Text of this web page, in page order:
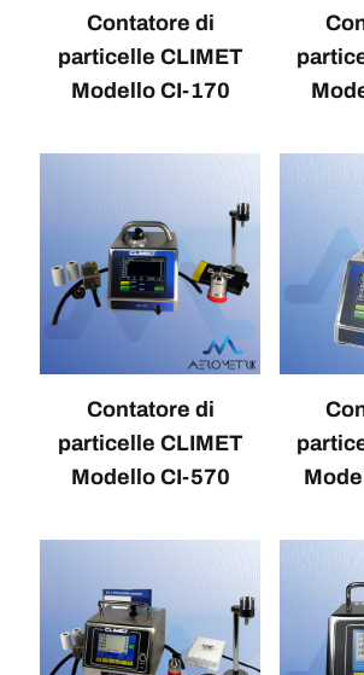
Contatore di
particelle CLIMET
Modello CI-170
Contatore di
particelle CLIMET
Modello CI-570